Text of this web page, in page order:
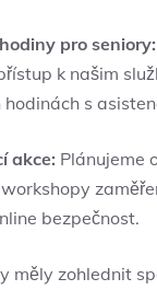
pro seniory:
k našim
hodinách s
akce: Plánujeme
bezpečnost.
měly zohlednit